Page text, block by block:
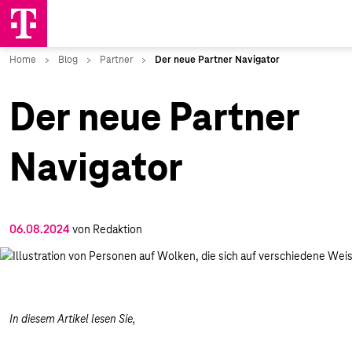
Der neue Partner
Navigator
06.08.2024 von Redaktion
In diesem Artikel lesen Sie,